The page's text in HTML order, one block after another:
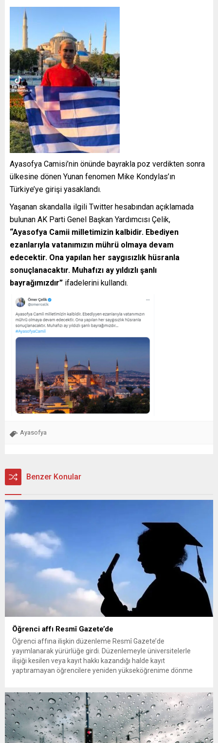
Ayasofya Camisi’nin önünde bayrakla poz verdikten sonra
ülkesine dönen Yunan fenomen Mike Kondylas’ın
Türkiye’ye girişi yasaklandı.
Yaşanan skandalla ilgili Twitter hesabından açıklamada
bulunan AK Parti Genel Başkan Yardımcısı Çelik,
“Ayasofya Camii milletimizin kalbidir. Ebediyen
ezanlarıyla vatanımızın mührü olmaya devam
edecektir. Ona yapılan her saygısızlık hüsranla
sonuçlanacaktır. Muhafızı ay yıldızlı şanlı
bayrağımızdır” ifadelerini kullandı.
Ayasofya
Benzer Konular
Öğrenci affı Resmî Gazete’de
Öğrenci affına ilişkin düzenleme Resmî Gazete’de
yayımlanarak yürürlüğe girdi. Düzenlemeyle üniversitelerle
ilişiği kesilen veya kayıt hakkı kazandığı halde kayıt
yaptıramayan öğrencilere yeniden yükseköğrenime dönme
kesilen öğrencilere yeniden öğrenim hakkı tanıyan “öğrenci
affı” düzenlemesi böylece resmen...